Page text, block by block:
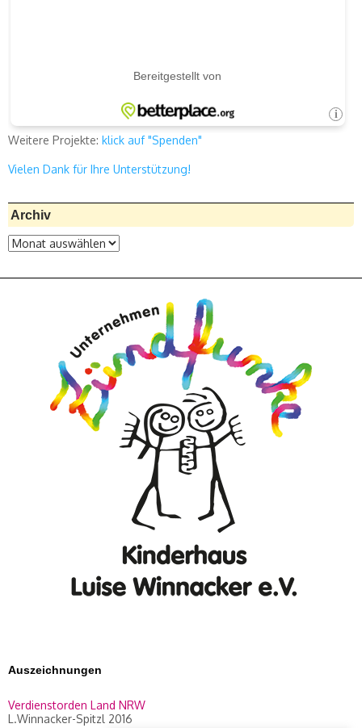
Weitere Projekte: klick auf "Spenden"
Vielen Dank für Ihre Unterstützung!
Archiv
Archiv
Auszeichnungen
Verdienstorden Land NRW
L.Winnacker-Spitzl 2016